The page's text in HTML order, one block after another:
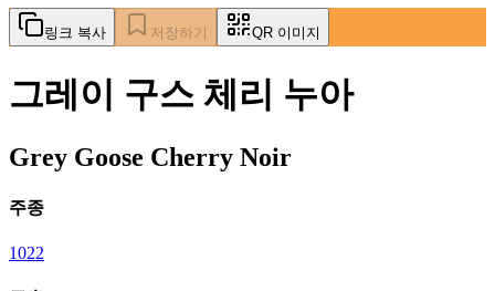
링크 복사 저장하기 QR 이미지
그레이 구스 체리 누아
Grey Goose Cherry Noir
주종
1022